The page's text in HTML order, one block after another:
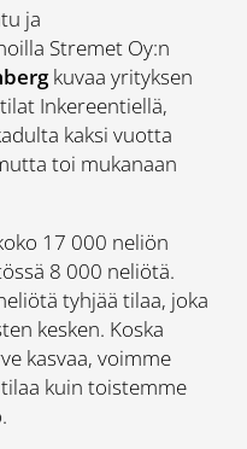
ja
Stremet Oy:n
kuvaa yrityksen
Inkereentiellä,
kaksi vuotta
toi mukanaan
17 000 neliön
8 000 neliötä.
tyhjää tilaa, joka
kesken. Koska
kasvaa, voimme
kuin toistemme